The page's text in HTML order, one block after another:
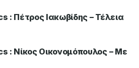
: Πέτρος Ιακωβίδης – Τέλεια
: Νίκος Οικονομόπουλος – Με